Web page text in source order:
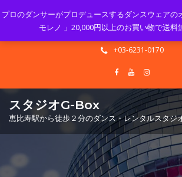
Mon - Sun 10.00 - 23.00
info@gbox-tango.com
+03-6231-0170
スタジオG-Box
恵比寿駅から徒歩２分のダンス・レンタルスタジ
プロのダンサーがプロデュースするダンスウェアの
モレノ 」20,000円以上のお買い物で送料